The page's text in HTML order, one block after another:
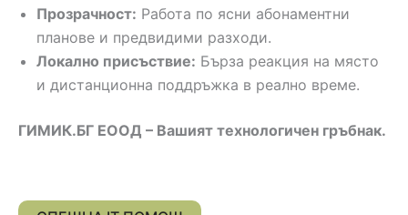
Прозрачност: Работа по ясни абонаментни
планове и предвидими разходи.
Локално присъствие: Бърза реакция на място
и дистанционна поддръжка в реално време.
ГИМИК.БГ ЕООД – Вашият технологичен гръбнак.